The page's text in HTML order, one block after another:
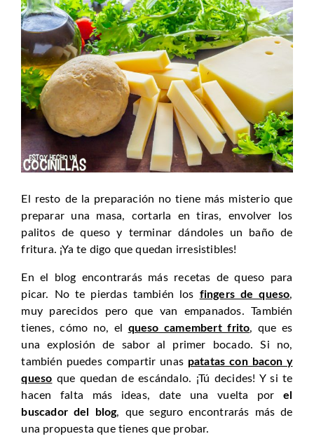
El resto de la preparación no tiene más misterio que
preparar una masa, cortarla en tiras, envolver los
palitos de queso y terminar dándoles un baño de
fritura. ¡Ya te digo que quedan irresistibles!
En el blog encontrarás más recetas de queso para
picar. No te pierdas también los fingers de queso,
muy parecidos pero que van empanados. También
tienes, cómo no, el queso camembert frito, que es
una explosión de sabor al primer bocado. Si no,
también puedes compartir unas patatas con bacon y
queso que quedan de escándalo. ¡Tú decides! Y si te
hacen falta más ideas, date una vuelta porel
buscador del blog, que seguro encontrarás más de
una propuesta que tienes que probar.